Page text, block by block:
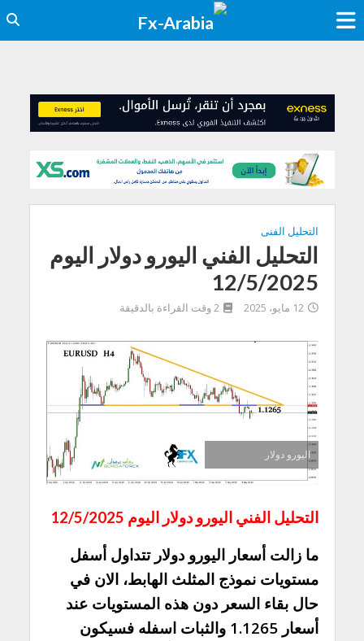
التحليل الفنى
التحليل الفني اليورو دولار اليوم
12/5/2025
12 مايو، 2025 2 وقت القراءة بالدقيقة
اليورو دولار
التحليل الفني اليورو دولار اليوم 12/5/2025
ما زالت أسعار اليورو دولار تتداول أسفل
مستويات نموذج المثلث الهابط، الان في
حال بقاء السعر دون هذه المستويات عند
أسعار 1.1265 والثبات اسفله فسيكون